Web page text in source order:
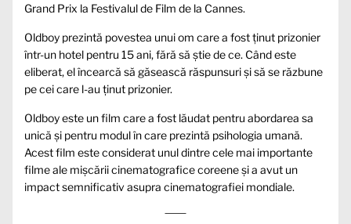
Grand Prix la Festivalul de Film de la Cannes.
Oldboy prezintă povestea unui om care a fost ținut prizonier
într-un hotel pentru 15 ani, fără să știe de ce. Când este
eliberat, el încearcă să găsească răspunsuri și să se răzbune
pe cei care l-au ținut prizonier.
Oldboy este un film care a fost lăudat pentru abordarea sa
unică și pentru modul în care prezintă psihologia umană.
Acest film este considerat unul dintre cele mai importante
filme ale mișcării cinematografice coreene și a avut un
impact semnificativ asupra cinematografiei mondiale.